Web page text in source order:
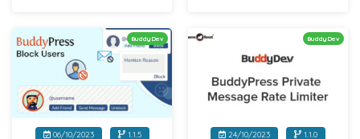
BuddyDev
06/10/2023 1.1.5
BuddyDev
24/10/2023 1.1.0